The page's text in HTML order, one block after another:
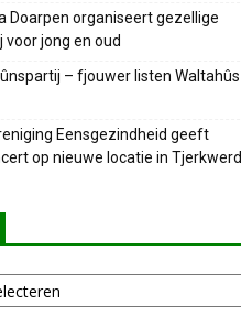
Doarpen organiseert gezellige
voor jong en oud
– fjouwer listen Waltahûs
Eensgezindheid geeft
op nieuwe locatie in Tjerkwerd